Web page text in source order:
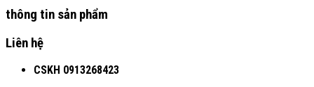
thông tin sản phẩm
Liên hệ
CSKH 0913268423